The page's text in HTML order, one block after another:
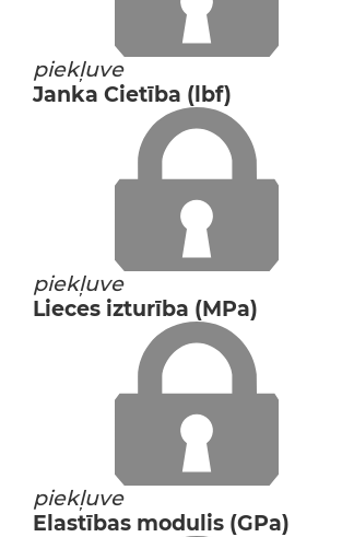
piekļuve
Janka Cietība (lbf)
piekļuve
Lieces izturība (MPa)
piekļuve
Elastības modulis (GPa)